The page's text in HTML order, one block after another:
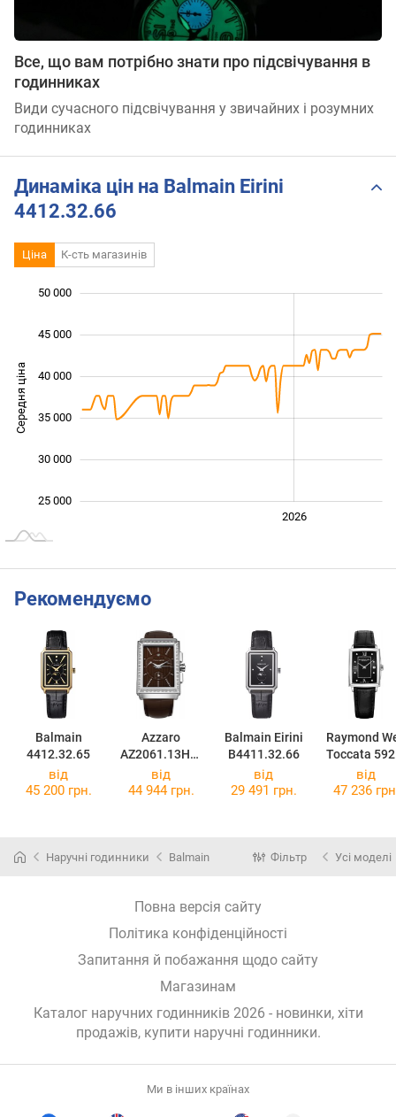
Все, що вам потрібно знати про підсвічування в
годинниках
Види сучасного підсвічування у звичайних і розумних
годинниках
Динаміка цін на Balmain Eirini
4412.32.66
Ціна К-сть магазинів
Середня ціна
25 000
30 000
35 000
40 000
45 000
50 000
2026
Рекомендуємо
Balmain
4412.32.65
Azzaro
AZ2061.13HH.
700
Balmain Eirini
B4411.32.66
Raymond
Toccata
STC-
від
45 200 грн.
від
44 944 грн.
від
29 491 грн.
від
47 236
Наручні годинники Balmain Фільтр Усі моделі
Повна версія сайту
Політика конфіденційності
Запитання й побажання щодо сайту
Магазинам
Каталог наручних годинників 2026 - новинки, хіти
продажів, купити наручні годинники.
Ми в інших країнах